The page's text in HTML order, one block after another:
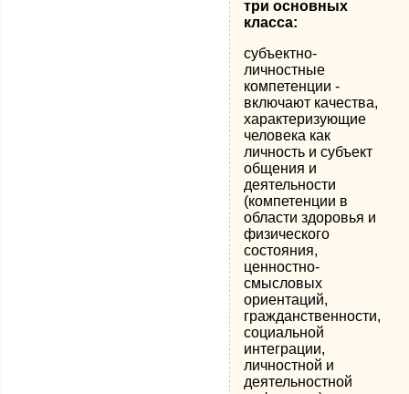
три основных
класса:
субъектно-
личностные
компетенции -
включают качества,
характеризующие
человека как
личность и субъект
общения и
деятельности
(компетенции в
области здоровья и
физического
состояния,
ценностно-
смысловых
ориентаций,
гражданственности,
социальной
интеграции,
личностной и
деятельностной